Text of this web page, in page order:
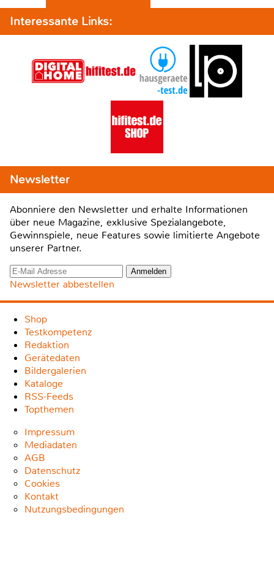
Interessante Links:
Newsletter
Abonniere den Newsletter und erhalte Informationen
über neue Magazine, exklusive Spezialangebote,
Gewinnspiele, neue Features sowie limitierte Angebote
unserer Partner.
Newsletter abbestellen
Shop
Testkompetenz
Redaktion
Gerätedaten
Bildergalerien
Kataloge
RSS-Feeds
Topthemen
Impressum
Mediadaten
AGB
Datenschutz
Cookies
Kontakt
Nutzungsbedingungen